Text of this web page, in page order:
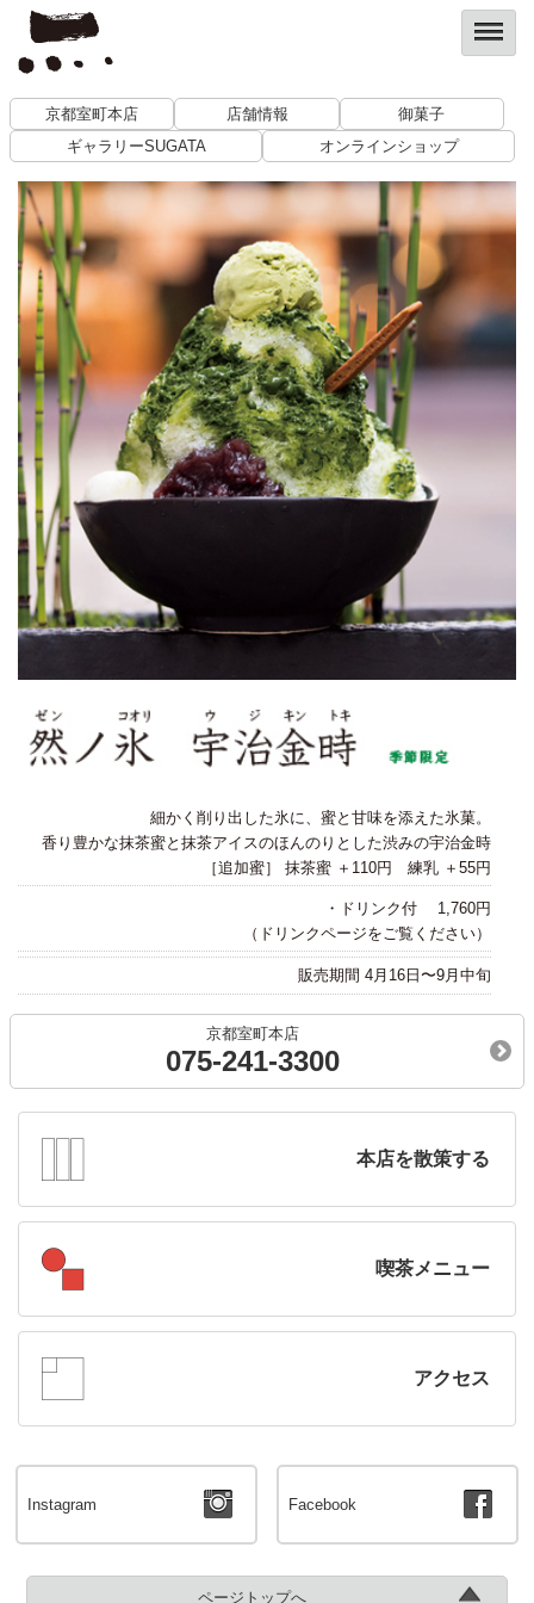
京都室町本店 店舗情報
御菓子
ギャラリーSUGATA
オンラインショップ
細かく削り出した氷に、蜜と甘味を添えた氷菓。
香り豊かな抹茶蜜と抹茶アイスのほんのりとした渋みの宇治金時
［追加蜜］ 抹茶蜜 ＋110円 練乳 ＋55円
・ドリンク付 1,760円
（ドリンクページをご覧ください）
販売期間 4月16日〜9月中旬
京都室町本店
075-241-3300
本店を散策する
喫茶メニュー
アクセス
Instagram Facebook
ページトップへ